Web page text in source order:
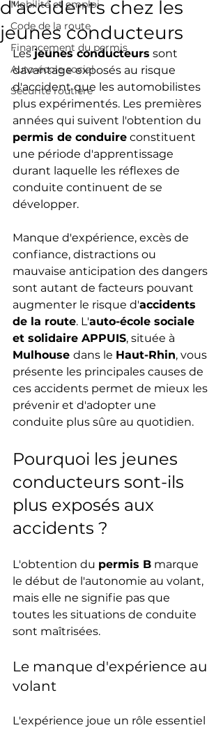
Mobilité et emploi
Code de la route
Financement du permis
Auto-école social
Sécurité routière
d'accidents chez les
jeunes conducteurs
Les jeunes conducteurs sont
davantage exposés au risque
d'accident que les automobilistes
plus expérimentés. Les premières
années qui suivent l'obtention du
permis de conduire constituent
une période d'apprentissage
durant laquelle les réflexes de
conduite continuent de se
développer.
Manque d'expérience, excès de
confiance, distractions ou
mauvaise anticipation des dangers
sont autant de facteurs pouvant
augmenter le risque d'accidents
de la route. L'auto-école sociale
et solidaire APPUIS, située à
Mulhouse dans le Haut-Rhin, vous
présente les principales causes de
ces accidents permet de mieux les
prévenir et d'adopter une
conduite plus sûre au quotidien.
Pourquoi les jeunes
conducteurs sont-ils
plus exposés aux
accidents ?
L'obtention du permis B marque
le début de l'autonomie au volant,
mais elle ne signifie pas que
toutes les situations de conduite
sont maîtrisées.
Le manque d'expérience au
volant
L'expérience joue un rôle essentiel